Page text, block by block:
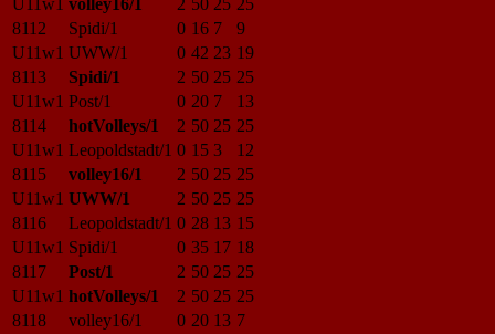
U11w1 volley16/1 2 50 25 25
8112
Spidi/1 0 16 7
9
U11w1 UWW/1 0 42 23 19
8113
Spidi/1 2 50 25 25
U11w1 Post/1 0 20 7
13
8114
hotVolleys/1 2 50 25 25
U11w1 Leopoldstadt/1 0 15 3
12
8115
volley16/1 2 50 25 25
U11w1 UWW/1 2 50 25 25
8116
Leopoldstadt/1 0 28 13 15
U11w1 Spidi/1 0 35 17 18
8117
Post/1 2 50 25 25
U11w1 hotVolleys/1 2 50 25 25
8118
volley16/1 0 20 13 7